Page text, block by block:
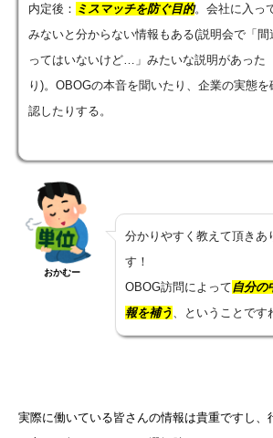
内定後： ミスマッチを防ぐ目的。会社に入っ
みないと分からない情報もある(説明会で「間
ってはいないけど…」みたいな説明があった
り)。OBOGの本音を聞いたり、企業の実態を
認したりする。
おかむー
分かりやすく教えて頂きあ
す！
OBOG訪問によって 自分の
報を補う
、ということです
実際に働いている皆さんの情報は貴重ですし、